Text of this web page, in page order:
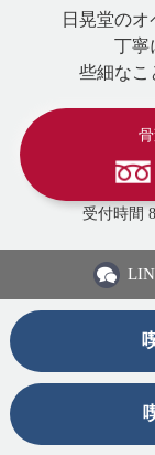
日晃堂の
丁寧
些細なこ
受付時間